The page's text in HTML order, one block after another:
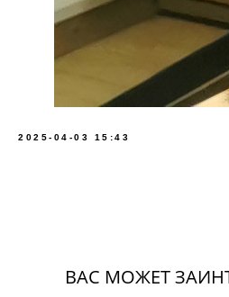
2025-04-03 15:43
ВАС МОЖЕТ